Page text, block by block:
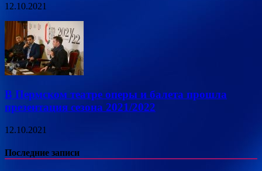
12.10.2021
В Пермском театре оперы и балета прошла
презентация сезона 2021/2022
12.10.2021
Последние записи